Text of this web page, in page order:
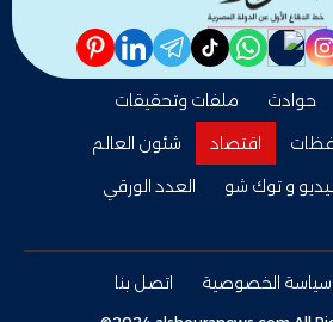
instagram
nabd
whatsapp
tiktok
telegram
linkedin
pinterest
حوادث
ملفات وتحقيقات
اقتصاد
شئون العالم
و توك شو
العدد الورقي
سياسة الخصوصية اتصل بنا